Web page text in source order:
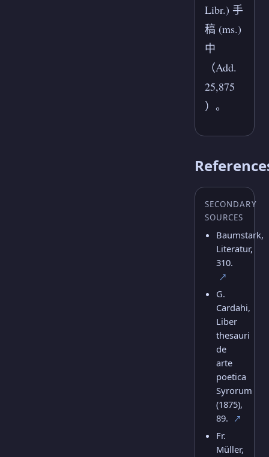
Libr.) 手
稿 (ms.)
中
（Add.
25,875
）。
SECONDARY
SOURCES
Baumstark,
Literatur,
310.
↗
G.
Cardahi,
Liber
thesauri
de
arte
poetica
Syrorum
(1875),
89.
↗
Fr.
Müller,